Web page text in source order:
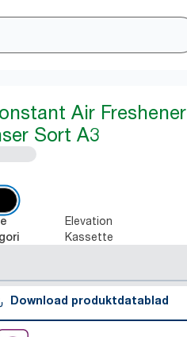
Air Freshener
Sort A3
Elevation
Kassette
Download produktdatablad